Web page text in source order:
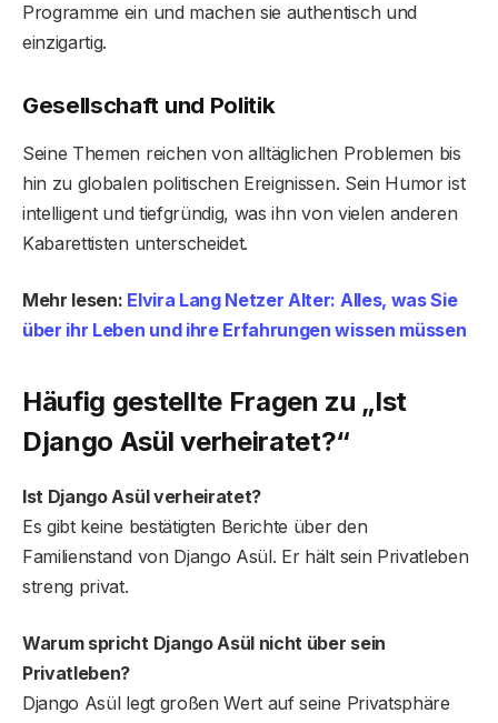
Programme ein und machen sie authentisch und
einzigartig.
Gesellschaft und Politik
Seine Themen reichen von alltäglichen Problemen bis
hin zu globalen politischen Ereignissen. Sein Humor ist
intelligent und tiefgründig, was ihn von vielen anderen
Kabarettisten unterscheidet.
Mehr lesen: Elvira Lang Netzer Alter: Alles, was Sie
über ihr Leben und ihre Erfahrungen wissen müssen
Häufig gestellte Fragen zu „Ist
Django Asül verheiratet?“
Ist Django Asül verheiratet?
Es gibt keine bestätigten Berichte über den
Familienstand von Django Asül. Er hält sein Privatleben
streng privat.
Warum spricht Django Asül nicht über sein
Privatleben?
Django Asül legt großen Wert auf seine Privatsphäre